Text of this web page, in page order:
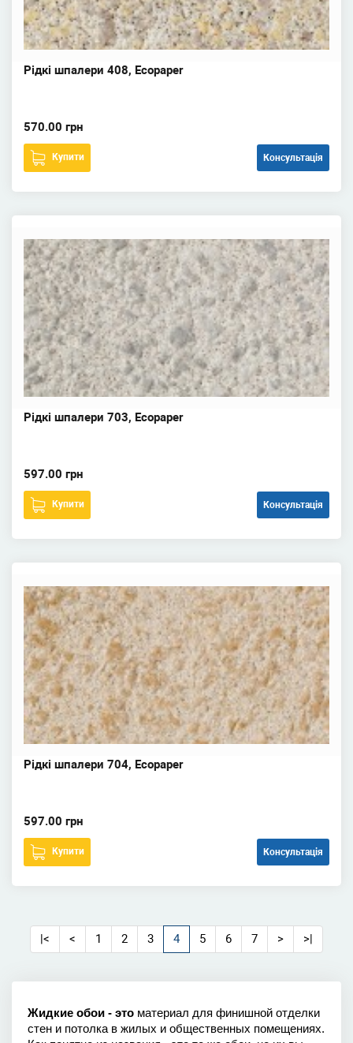
Рідкі шпалери 408, Ecopaper
570.00 грн
Купити Консультація
Рідкі шпалери 703, Ecopaper
597.00 грн
Купити Консультація
Рідкі шпалери 704, Ecopaper
597.00 грн
Купити Консультація
|< < 1 2 3 4 5 6 7 > >|
Жидкие обои - это материал для финишной отделки
стен и потолка в жилых и общественных помещениях.